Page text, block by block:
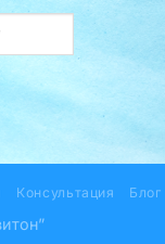
Консультация Блог